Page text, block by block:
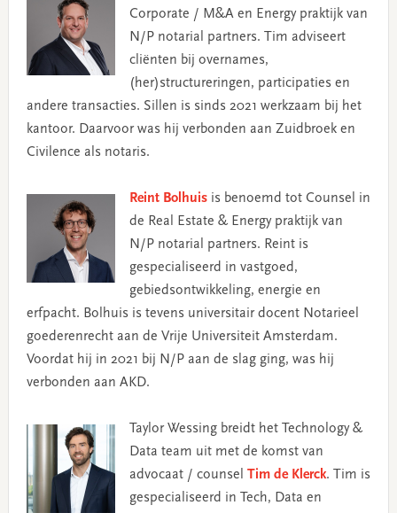
Corporate / M&A en Energy praktijk van
N/P notarial partners. Tim adviseert
cliënten bij overnames,
(her)structureringen, participaties en
andere transacties. Sillen is sinds 2021 werkzaam bij het
kantoor. Daarvoor was hij verbonden aan Zuidbroek en
Civilence als notaris.
Reint Bolhuisis benoemd tot Counsel in
de Real Estate & Energy praktijk van
N/P notarial partners. Reint is
gespecialiseerd in vastgoed,
gebiedsontwikkeling, energie en
erfpacht. Bolhuis is tevens universitair docent Notarieel
goederenrecht aan de Vrije Universiteit Amsterdam.
Voordat hij in 2021 bij N/P aan de slag ging, was hij
verbonden aan AKD.
Taylor Wessing breidt het Technology &
Data team uit met de komst van
advocaat / counsel Tim de Klerck. Tim is
gespecialiseerd in Tech, Data en